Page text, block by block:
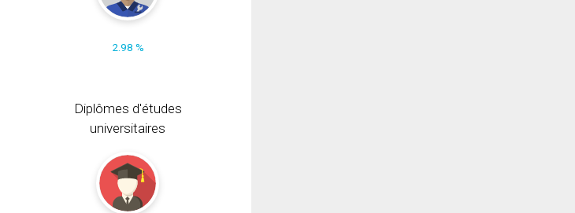
2.98 %
Diplômes d'études
universitaires